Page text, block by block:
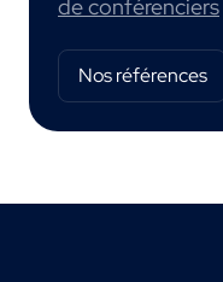
de conférenciers
Nos références